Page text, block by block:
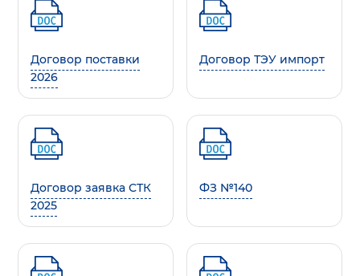
Договор поставки
2026
Договор ТЭУ импорт
Договор заявка СТК
2025
ФЗ №140